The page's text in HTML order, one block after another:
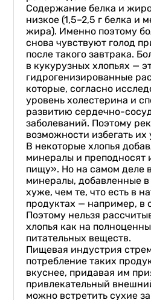
Содержание белка и
низкое (1,5–2,5 г белка и
жира). Именно поэтому
снова чувствуют голод
после такого завтрака.
в кукурузных хлопьях —
гидрогенизированные
которые, согласно
уровень холестерина и
развитию сердечно-
заболеваний. Поэтому
возможности избегать их
В некоторые хлопья
минералы и преподносят
пищу». Но на самом деле
минералы, добавленные
хуже, чем те, что есть в
продуктах — например, в
Поэтому нельзя
хлопья как на
питательных веществ.
Пищевая индустрия
потребление таких
вкуснее, придавая им
привлекательный
можно встретить сухие